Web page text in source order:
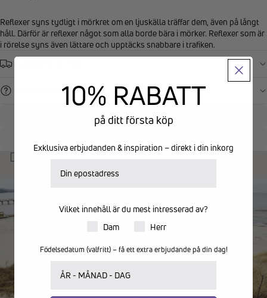
Reflexer syns tydligt i mörkret om en ljuskälla träffar dem, även på långt
håll. Därför är reflexer något som alla borde bära i mörker. Reflexer som är
i rörelse syns även lättare och upptäcks snabbare i trafiken.
Kundservice
Fri frakt från 599kr Hemleverans 89kr
Returrätt 14 dagar Personlig kundtjänst
Du kanske också gillar:
10% RABATT
på ditt första köp
Exklusiva erbjudanden & inspiration – direkt i din inkorg
Vilket innehåll är du mest intresserad av?
Produkter för dam eller herr
Dam Herr
Födelsedatum (valfritt) – få ett extra erbjudande på din dag!